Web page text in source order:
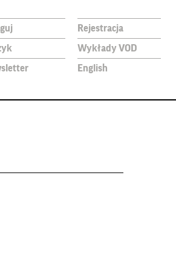
Rejestracja
Wykłady VOD
English